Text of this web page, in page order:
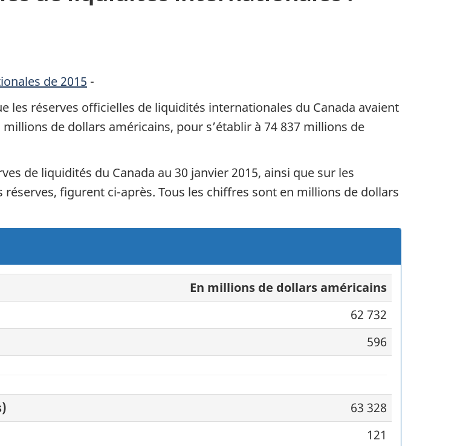
de 2015 -
les réserves officielles de liquidités internationales du Canada avaient
de dollars américains, pour s’établir à 74 837 millions de
de liquidités du Canada au 30 janvier 2015, ainsi que sur les
figurent ci-après. Tous les chiffres sont en millions de dollars
En millions de dollars américains
62 732
596
63 328
121